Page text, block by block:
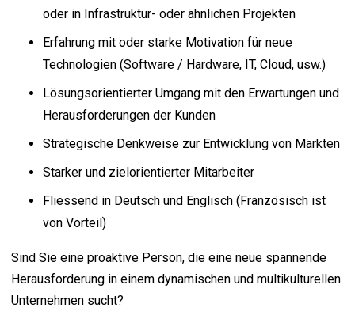
oder in Infrastruktur- oder ähnlichen Projekten
Erfahrung mit oder starke Motivation für neue
Technologien (Software / Hardware, IT, Cloud, usw.)
Lösungsorientierter Umgang mit den Erwartungen und
Herausforderungen der Kunden
Strategische Denkweise zur Entwicklung von Märkten
Starker und zielorientierter Mitarbeiter
Fliessend in Deutsch und Englisch (Französisch ist
von Vorteil)
Sind Sie eine proaktive Person, die eine neue spannende
Herausforderung in einem dynamischen und multikulturellen
Unternehmen sucht?